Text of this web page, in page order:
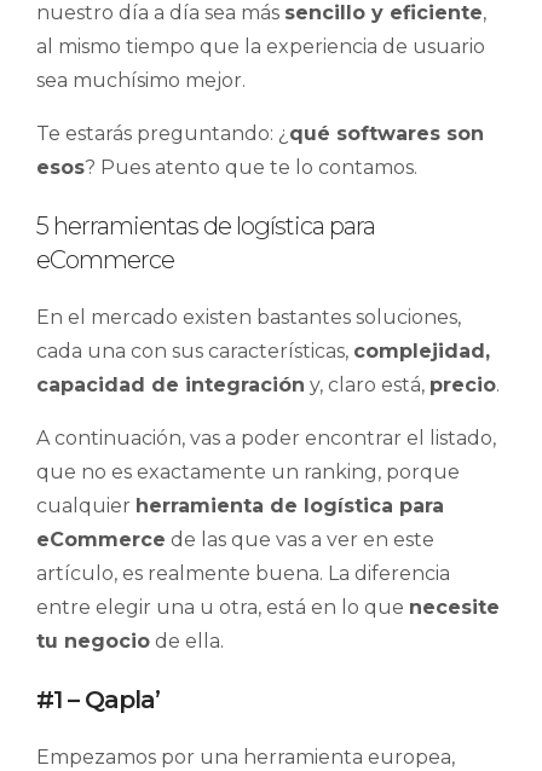
nuestro día a día sea más sencillo y eficiente,
al mismo tiempo que la experiencia de usuario
sea muchísimo mejor.
Te estarás preguntando: ¿ qué softwares son
esos? Pues atento que te lo contamos.
5 herramientas de logística para
eCommerce
En el mercado existen bastantes soluciones,
cada una con sus características, complejidad,
capacidad de integración y, claro está, precio.
A continuación, vas a poder encontrar el listado,
que no es exactamente un ranking, porque
cualquier herramienta de logística para
eCommerce de las que vas a ver en este
artículo, es realmente buena. La diferencia
entre elegir una u otra, está en lo que necesite
tu negocio de ella.
#1 – Qapla’
Empezamos por una herramienta europea,